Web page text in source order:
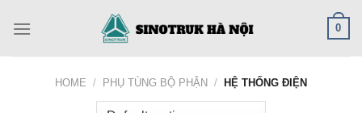
0
HOME / PHỤ TÙNG BỘ PHẬN / HỆ THỐNG ĐIỆN